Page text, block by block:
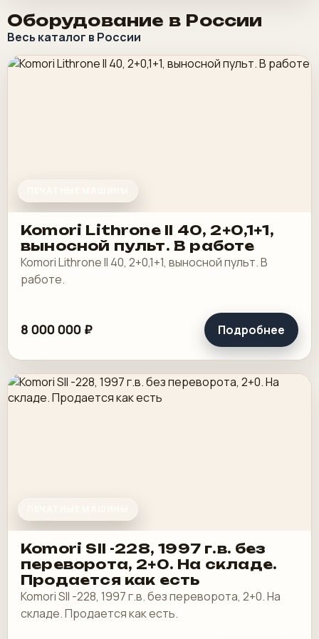
Оборудование в России
Весь каталог в России
Komori Lithrone II 40, 2+0,1+1,
выносной пульт. В работе
Komori Lithrone II 40, 2+0,1+1, выносной пульт. В
работе.
8 000 000 ₽ Подробнее
Komori SII -228, 1997 г.в. без
переворота, 2+0. На складе.
Продается как есть
Komori SII -228, 1997 г.в. без переворота, 2+0. На
складе. Продается как есть.